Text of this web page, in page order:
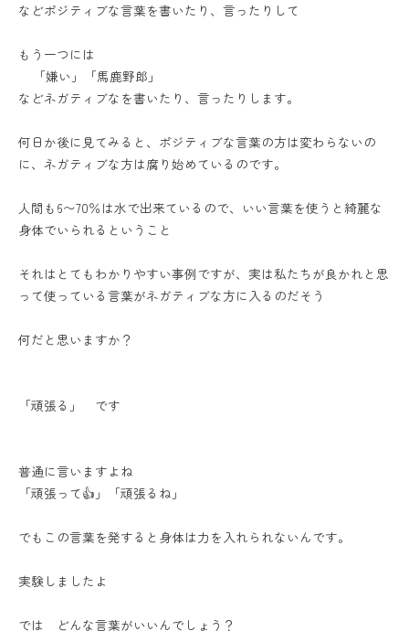
などポジティブな言葉を書いたり、言ったりして
もう一つには
「嫌い」「馬鹿野郎」
などネガティブなを書いたり、言ったりします。
何日か後に見てみると、ポジティブな言葉の方は変わらないの
に、ネガティブな方は腐り始めているのです。
人間も6〜70％は水で出来ているので、いい言葉を使うと綺麗な
身体でいられるということ
それはとてもわかりやすい事例ですが、実は私たちが良かれと思
って使っている言葉がネガティブな方に入るのだそう
何だと思いますか？
「頑張る」 です
普通に言いますよね
「頑張って👍」「頑張るね」
でもこの言葉を発すると身体は力を入れられないんです。
実験しましたよ
では どんな言葉がいいんでしょう？